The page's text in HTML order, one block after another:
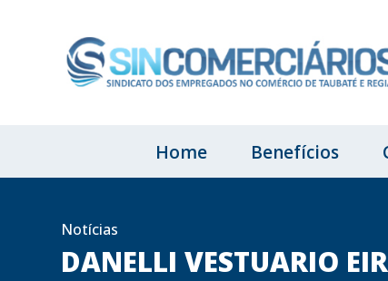
Home Benefícios
Notícias
DANELLI VESTUARIO